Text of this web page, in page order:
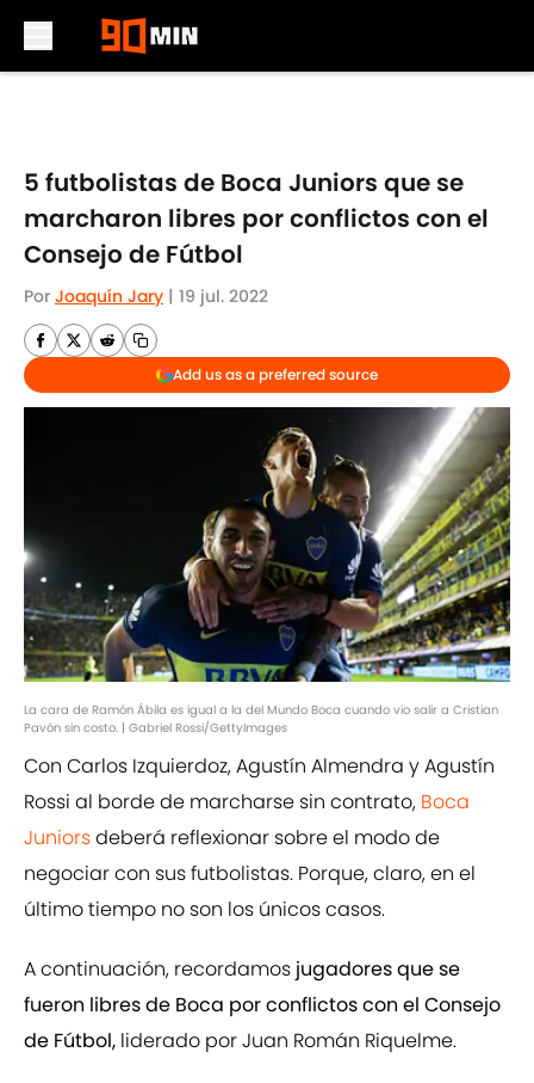
5 futbolistas de Boca Juniors que se
marcharon libres por conflictos con el
Consejo de Fútbol
Por Joaquín Jary | 19 jul. 2022
Add us as a preferred source
La cara de Ramón Ábila es igual a la del Mundo Boca cuando vio salir a Cristian
Pavón sin costo. | Gabriel Rossi/GettyImages
Con Carlos Izquierdoz, Agustín Almendra y Agustín
Rossi al borde de marcharse sin contrato, Boca
Juniorsdeberá reflexionar sobre el modo de
negociar con sus futbolistas. Porque, claro, en el
último tiempo no son los únicos casos.
A continuación, recordamos jugadores que se
fueron libres de Boca por conflictos con el Consejo
de Fútbol, liderado por Juan Román Riquelme.